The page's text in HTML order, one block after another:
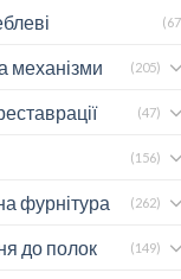
механізми (205)
(47)
(156)
фурнітура (262)
до полок (149)